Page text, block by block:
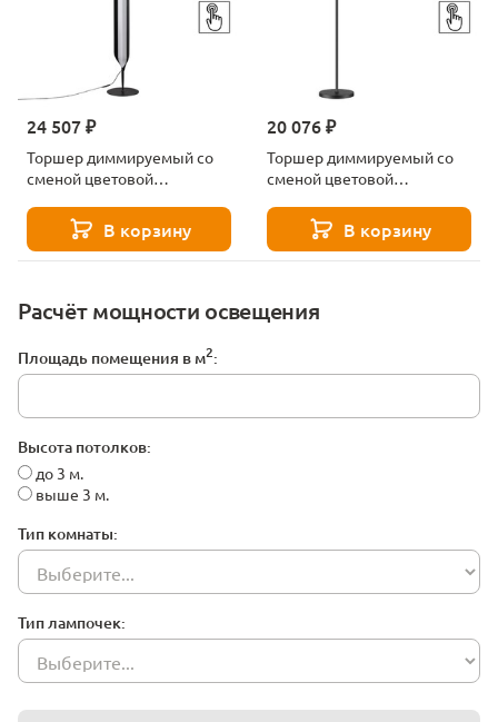
Расчёт мощности освещения
Площадь помещения в м2:
Высота потолков:
до 3 м.
выше 3 м.
Тип комнаты:
Тип лампочек:
24 507 ₽
Торшер диммируемый со
сменой цветовой
359543 черныйВ корзину
20 076 ₽
Торшер диммируемый со
сменой цветовой
359542 черныйВ корзину